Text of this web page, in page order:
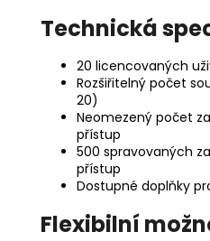
Technická
20 licencovaných
Rozšiřitelný počet
20)
Neomezený počet
přístup
500 spravovaných
přístup
Dostupné doplňky
Flexibilní